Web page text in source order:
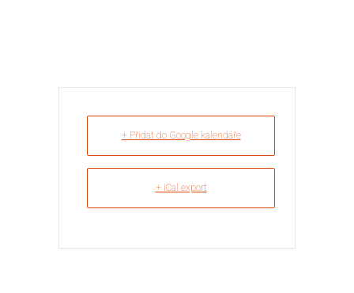
+ Přidat do Google kalendáře
+ iCal export